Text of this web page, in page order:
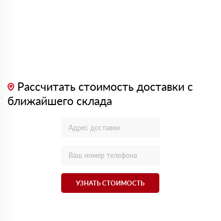
Рассчитать стоимость доставки с
ближайшего склада
УЗНАТЬ СТОИМОСТЬ